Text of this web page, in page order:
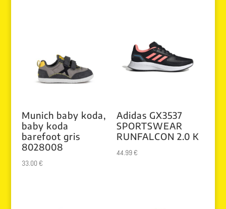
Munich baby koda,
baby koda
barefoot gris
8028008
33.00€
Adidas GX3537
SPORTSWEAR
RUNFALCON 2.0 K
44.99€